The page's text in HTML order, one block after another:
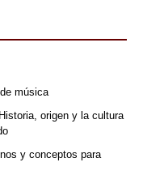
música
origen y la cultura
y conceptos para